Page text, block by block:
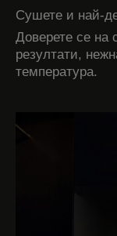
Сушете и най-
Доверете се на
резултати,
температура.